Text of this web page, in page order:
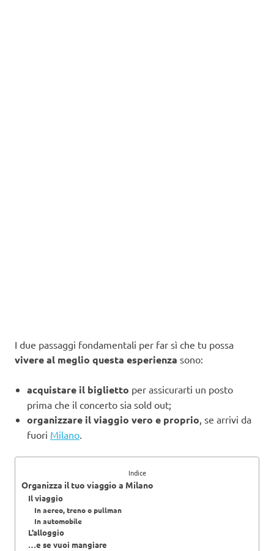
I due passaggi fondamentali per far sì che tu possa
vivere al meglio questa esperienza sono:
acquistare il biglietto per assicurarti un posto
prima che il concerto sia sold out;
organizzare il viaggio vero e proprio , se arrivi da
fuori Milano
Indice
Organizza il tuo viaggio a Milano
Il viaggio
In aereo, treno o pullman
In automobile
L’alloggio
…e se vuoi mangiare